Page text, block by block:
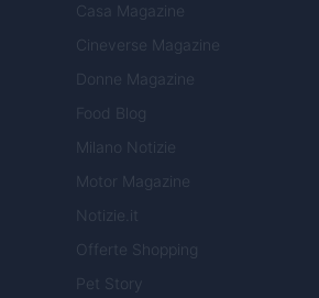
Casa Magazine
Cineverse Magazine
Donne Magazine
Food Blog
Milano Notizie
Motor Magazine
Notizie.it
Offerte Shopping
Pet Story